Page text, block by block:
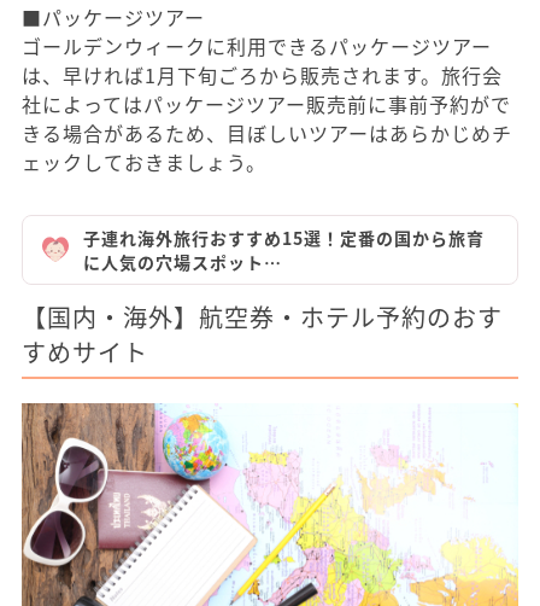
■パッケージツアー
ゴールデンウィークに利用できるパッケージツアー
は、早ければ1月下旬ごろから販売されます。旅行会
社によってはパッケージツアー販売前に事前予約がで
きる場合があるため、目ぼしいツアーはあらかじめチ
ェックしておきましょう。
子連れ海外旅行おすすめ15選！定番の国から旅育
に人気の穴場スポット…
【国内・海外】航空券・ホテル予約のおす
すめサイト